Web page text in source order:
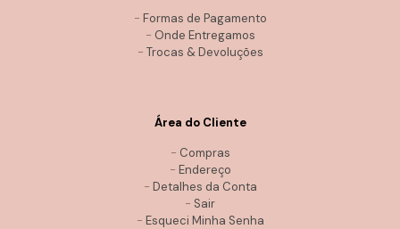
- Formas de Pagamento
- Onde Entregamos
- Trocas & Devoluções
Área do Cliente
- Compras
- Endereço
- Detalhes da Conta
- Sair
- Esqueci Minha Senha